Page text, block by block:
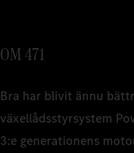
OM 471
Bra har blivit ännu
växellådsstyrsystem
3:e generationens